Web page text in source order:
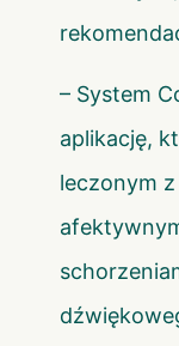
– System
aplikację,
leczonym